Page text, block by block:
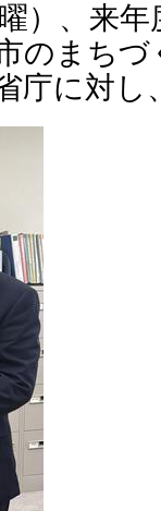
）、来年
のまち
庁に対